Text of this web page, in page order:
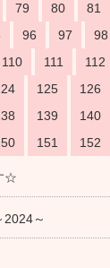
79 80 81
96 97 98
110 111 112
125 126
139 140
151 152
☆
～